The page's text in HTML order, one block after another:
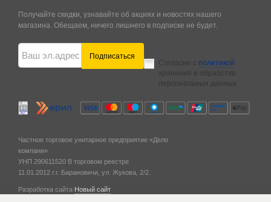
Получайте скидки, узнавайте об акциях и новостях нашего
магазина. Обещаем, ничего лишнего в подписке не будет.
Подписаться
Согласие с политикой
хранения и обработки
персональных данных
Частное торговое унитарное предприятие «Дело
компани»
УНП 290611520 В торговом реестре
11.01.2012 г. г. Барановичи, ул. Жукова, 2/2.
Разработка сайта Новый сайт